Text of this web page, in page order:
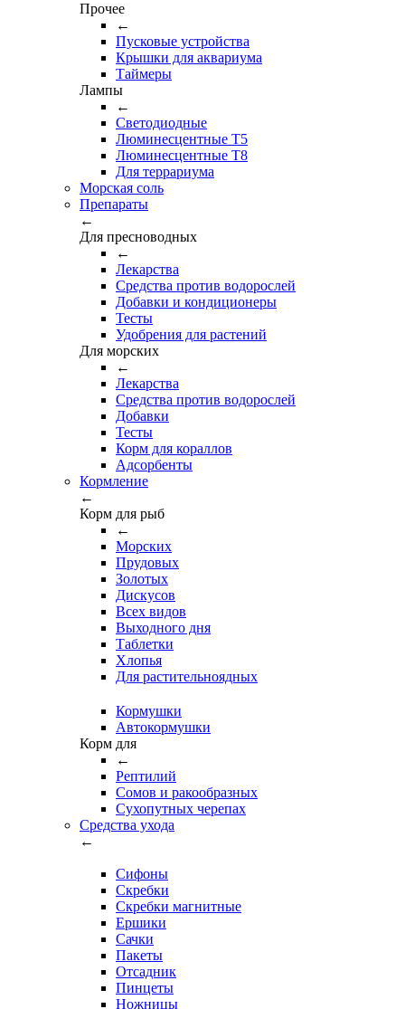
Прочее
←
Пусковые устройства
Крышки для аквариума
Таймеры
Лампы
←
Светодиодные
Люминесцентные Т5
Люминесцентные Т8
Для террариума
Морская соль
Препараты
←
Для пресноводных
←
Лекарства
Средства против водорослей
Добавки и кондиционеры
Тесты
Удобрения для растений
Для морских
←
Лекарства
Средства против водорослей
Добавки
Тесты
Корм для кораллов
Адсорбенты
Кормление
←
Корм для рыб
←
Морских
Прудовых
Золотых
Дискусов
Всех видов
Выходного дня
Таблетки
Хлопья
Для растительноядных
Кормушки
Автокормушки
Корм для
←
Рептилий
Сомов и ракообразных
Сухопутных черепах
Средства ухода
←
Сифоны
Скребки
Скребки магнитные
Ершики
Сачки
Пакеты
Отсадник
Пинцеты
Ножницы